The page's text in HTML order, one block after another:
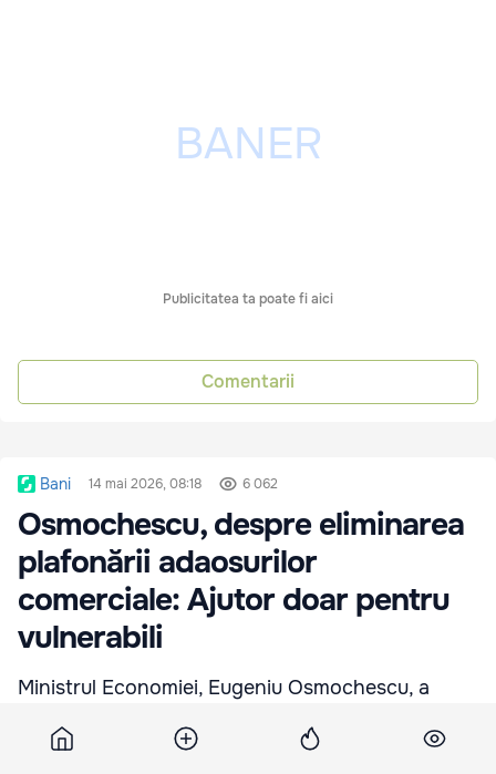
Publicitatea ta poate fi aici
Comentarii
Bani 14 mai 2026, 08:18 6 062
Osmochescu, despre eliminarea
plafonării adaosurilor
comerciale: Ajutor doar pentru
vulnerabili
Ministrul Economiei, Eugeniu Osmochescu, a
pentru produsele social importante a fost o